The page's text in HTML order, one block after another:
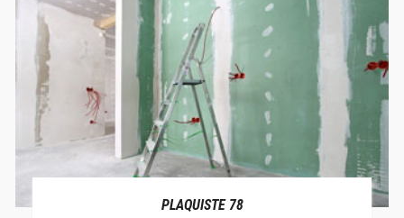
PLAQUISTE 78